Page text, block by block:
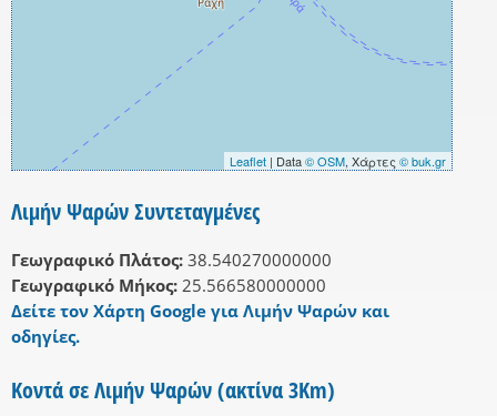
Leaflet | Data© OSM, Χάρτες © buk.gr
Λιμήν Ψαρών Συντεταγμένες
Γεωγραφικό Πλάτος: 38.540270000000
Γεωγραφικό Μήκος: 25.566580000000
Δείτε τον Χάρτη Google για Λιμήν Ψαρών και
οδηγίες.
Κοντά σε Λιμήν Ψαρών (ακτίνα 3Km)